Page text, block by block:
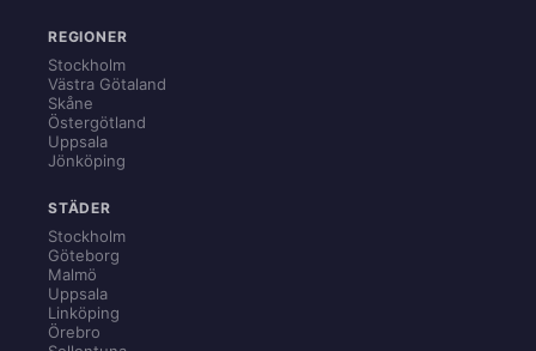
REGIONER
Stockholm
Västra Götaland
Skåne
Östergötland
Uppsala
Jönköping
STÄDER
Stockholm
Göteborg
Malmö
Uppsala
Linköping
Örebro